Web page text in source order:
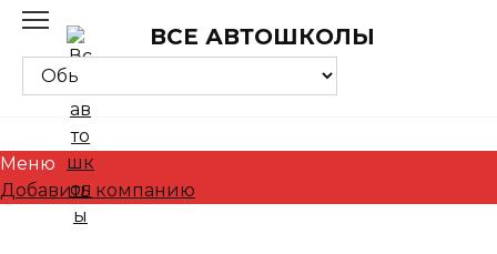
Skip
content
ВСЕ АВТОШКОЛЫ
Меню
Добавить компанию